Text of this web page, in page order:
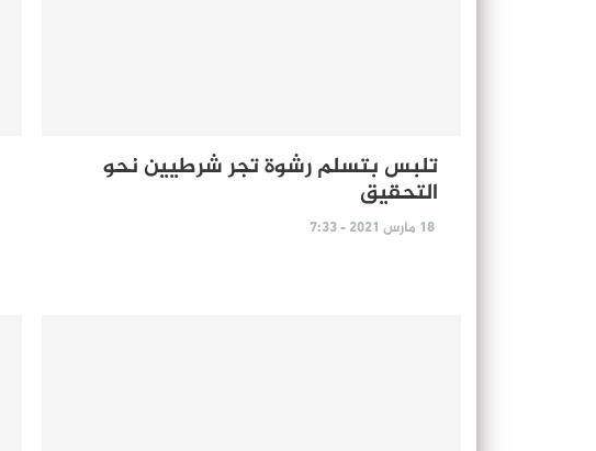
تلبس بتسلم رشوة تجر شرطيين نحو
التحقيق
18 مارس 2021 - 7:33